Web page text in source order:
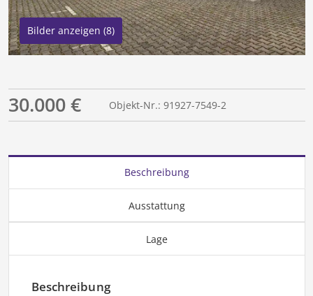
Bilder anzeigen (8)
30.000 € Objekt-Nr.: 91927-7549-2
Beschreibung
Ausstattung
Lage
Beschreibung